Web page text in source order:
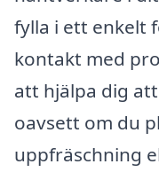
fylla i ett enkelt
kontakt med
att hjälpa dig
oavsett om du
uppfräschning